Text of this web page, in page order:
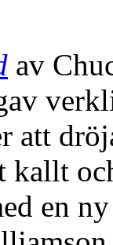
av
att
kallt
en